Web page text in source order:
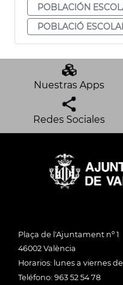
POBLACIÓN
POBLACIÓ
Nuestras Apps
Redes Sociales
Plaça de l'Ajuntament nº 1
46002 València
Horarios: lunes a viernes
Teléfono: 963 52 54 78